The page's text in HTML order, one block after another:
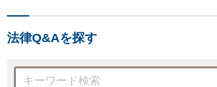
法律Q&Aを探す